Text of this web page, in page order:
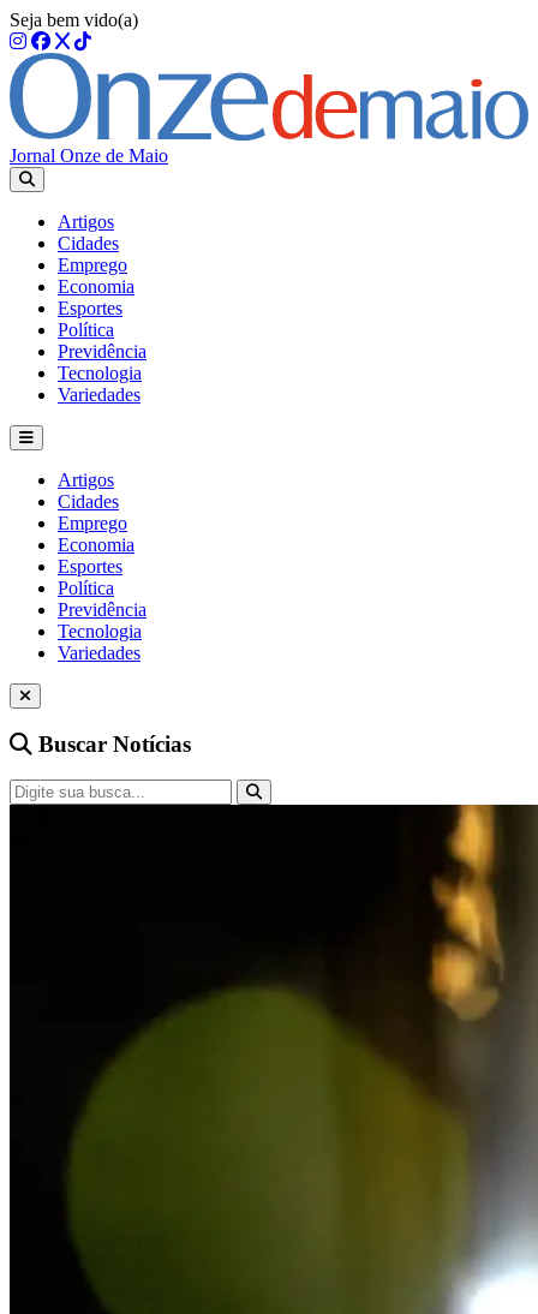
Seja bem vido(a)
Jornal Onze de Maio
Artigos
Cidades
Emprego
Economia
Esportes
Política
Previdência
Tecnologia
Variedades
Artigos
Cidades
Emprego
Economia
Esportes
Política
Previdência
Tecnologia
Variedades
Buscar Notícias